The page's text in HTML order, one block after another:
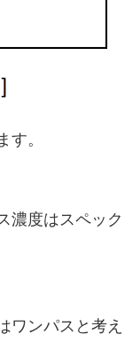
。
濃度はスペック
ワンパスと考え